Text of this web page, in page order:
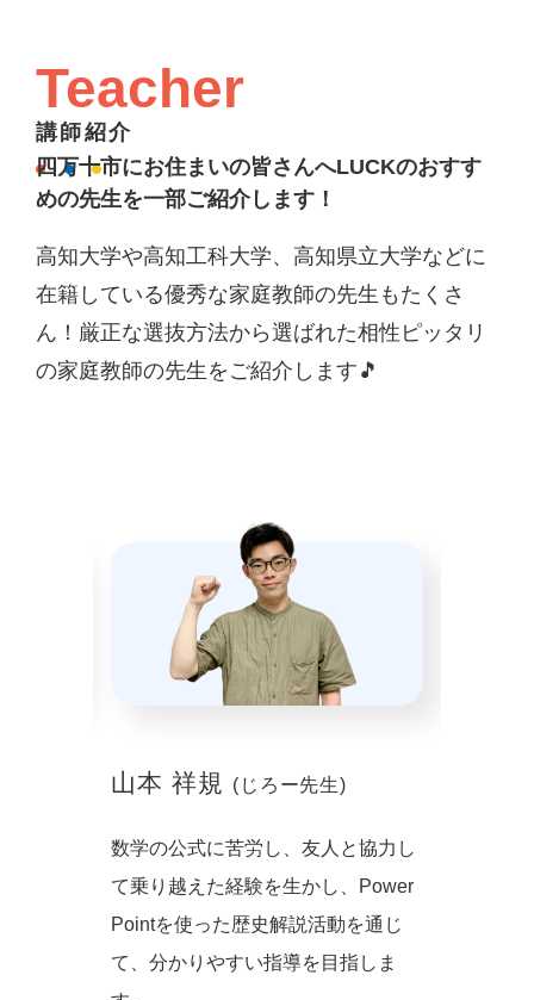
Teacher
講師紹介
四万十市にお住まいの皆さんへLUCKのおすす
めの先生を一部ご紹介します！
高知大学や高知工科大学、高知県立大学などに
在籍している優秀な家庭教師の先生もたくさ
ん！厳正な選抜方法から選ばれた相性ピッタリ
の家庭教師の先生をご紹介します🎵
山本 祥規 (じろー先生)
数学の公式に苦労し、友人と協力し
て乗り越えた経験を生かし、Power
Pointを使った歴史解説活動を通じ
て、分かりやすい指導を目指しま